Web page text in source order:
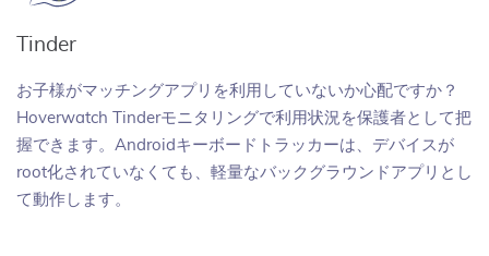
Tinder
お子様がマッチングアプリを利用していないか心配ですか？
Hoverwatch Tinderモニタリングで利用状況を保護者として把
握できます。Androidキーボードトラッカーは、デバイスが
root化されていなくても、軽量なバックグラウンドアプリとし
て動作します。